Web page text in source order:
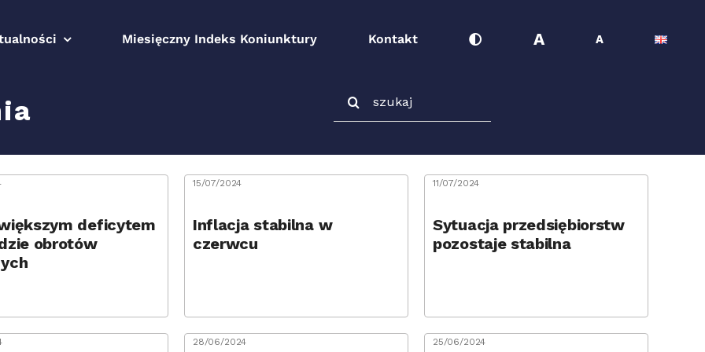
Miesięczny Indeks Koniunktury Kontakt A A
deficytem
obrotów
15/07/2024
Inflacja stabilna w
czerwcu
11/07/2024
Sytuacja przedsiębiorstw
pozostaje stabilna
28/06/2024 25/06/2024